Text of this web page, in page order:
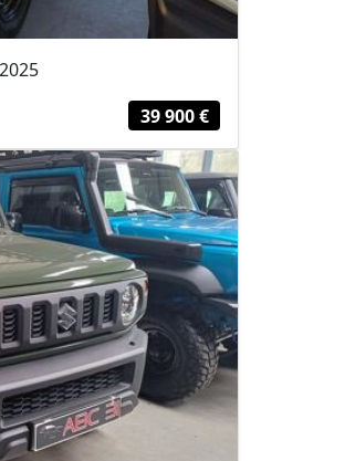
39 900 €